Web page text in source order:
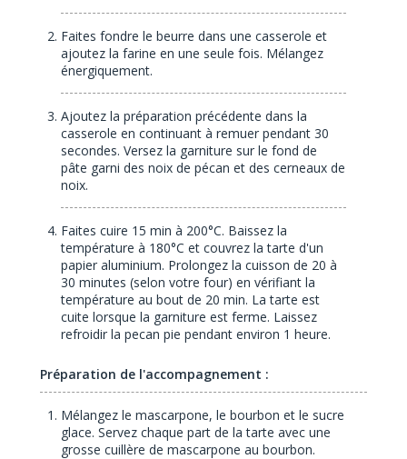
Faites fondre le beurre dans une casserole et
ajoutez la farine en une seule fois. Mélangez
énergiquement.
Ajoutez la préparation précédente dans la
casserole en continuant à remuer pendant 30
secondes. Versez la garniture sur le fond de
pâte garni des noix de pécan et des cerneaux de
noix.
Faites cuire 15 min à 200°C. Baissez la
température à 180°C et couvrez la tarte d'un
papier aluminium. Prolongez la cuisson de 20 à
30 minutes (selon votre four) en vérifiant la
température au bout de 20 min. La tarte est
cuite lorsque la garniture est ferme. Laissez
refroidir la pecan pie pendant environ 1 heure.
Préparation de l'accompagnement :
Mélangez le mascarpone, le bourbon et le sucre
glace. Servez chaque part de la tarte avec une
grosse cuillère de mascarpone au bourbon.